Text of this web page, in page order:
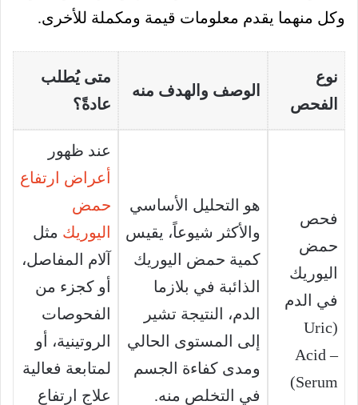
وكل منهما يقدم معلومات قيمة ومكملة للأخرى.
نوع
الفحص
الوصف والهدف منه
متى يُطلب
عادةً؟
فحص
حمض
اليوريك
في الدم
(Uric
Acid –
Serum)
هو التحليل الأساسي
والأكثر شيوعاً، يقيس
كمية حمض اليوريك
الذائبة في بلازما
الدم، النتيجة تشير
إلى المستوى الحالي
ومدى كفاءة الجسم
في التخلص منه.
عند ظهور
أعراض ارتفاع
حمض
اليوريك مثل
آلام المفاصل،
أو كجزء من
الفحوصات
الروتينية، أو
لمتابعة فعالية
علاج ارتفاع